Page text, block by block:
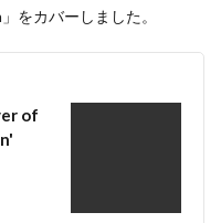
をカバーしました。
of